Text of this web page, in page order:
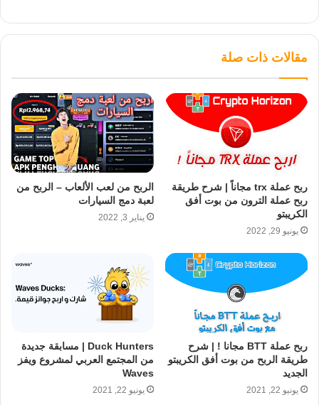
مقالات ذات صلة
ربح عملة trx مجاناً | شرح طريقة
ربح عملة الترون من بوت أفق
الكريبتو
يونيو 29, 2022
الربح من لعب الألعاب – الربح من
لعبة دمج السيارات
يناير 3, 2022
ربح عملة BTT مجانا ! | شرح
طريقة الربح من بوت أفق الكريبتو
الجديد
يونيو 22, 2021
Duck Hunters | مسابقة جديدة
من المجتمع العربي لمشروع ويفز
Waves
يونيو 22, 2021